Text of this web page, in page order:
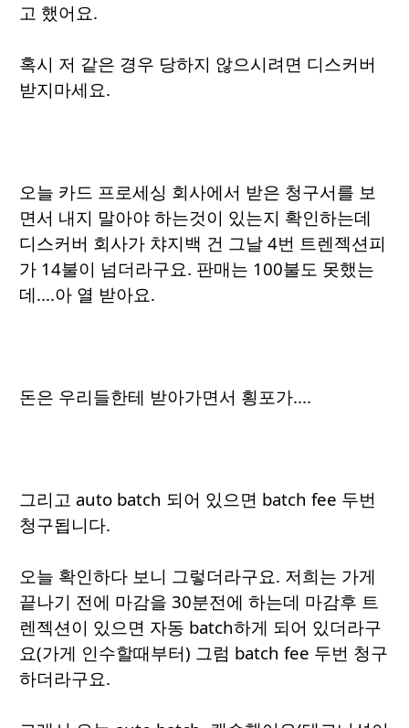
고 했어요.
혹시 저 같은 경우 당하지 않으시려면 디스커버
받지마세요.
오늘 카드 프로세싱 회사에서 받은 청구서를 보
면서 내지 말아야 하는것이 있는지 확인하는데
디스커버 회사가 챠지백 건 그날 4번 트렌젝션피
가 14불이 넘더라구요. 판매는 100불도 못했는
데....아 열 받아요.
돈은 우리들한테 받아가면서 횡포가....
그리고 auto batch 되어 있으면 batch fee 두번
청구됩니다.
오늘 확인하다 보니 그렇더라구요. 저희는 가게
끝나기 전에 마감을 30분전에 하는데 마감후 트
렌젝션이 있으면 자동 batch하게 되어 있더라구
요(가게 인수할때부터) 그럼 batch fee 두번 청구
하더라구요.